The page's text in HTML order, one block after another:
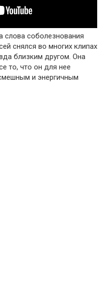
слова соболезнования
снялся во многих клипах
близким другом. Она
то, что он для нее
и энергичным